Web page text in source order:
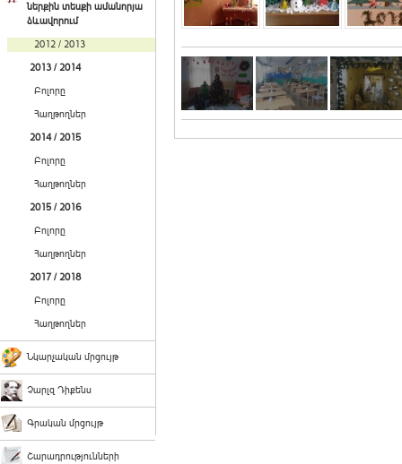
ներքին տեսքի ամանորյա
ձևավորում
2012 / 2013
2013 / 2014
Բոլորը
Հաղթողներ
2014 / 2015
Բոլորը
Հաղթողներ
2015 / 2016
Բոլորը
Հաղթողներ
2017 / 2018
Բոլորը
Հաղթողներ
Նկարչական մրցույթ
Չարլզ Դիքենս
Գրական մրցույթ
Շարադրությունների